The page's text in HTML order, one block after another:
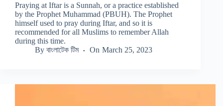
Praying at Iftar is a Sunnah, or a practice established
by the Prophet Muhammad (PBUH). The Prophet
himself used to pray during Iftar, and so it is
recommended for all Muslims to remember Allah
during this time.
By বাংলাটেক টিম On March 25, 2023